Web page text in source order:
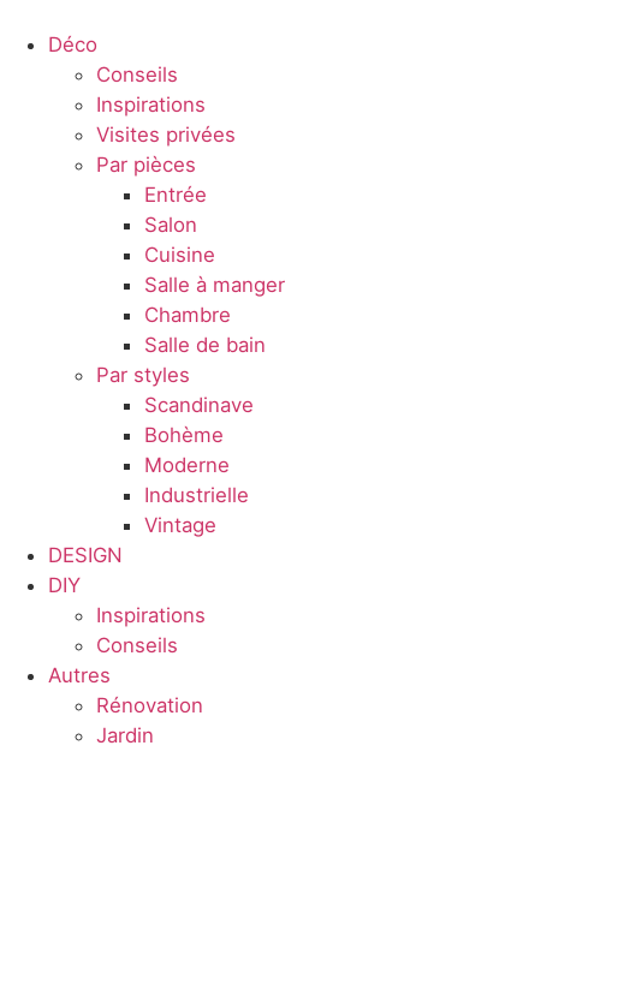
Déco
Conseils
Inspirations
Visites privées
Par pièces
Entrée
Salon
Cuisine
Salle à manger
Chambre
Salle de bain
Par styles
Scandinave
Bohème
Moderne
Industrielle
Vintage
DESIGN
DIY
Inspirations
Conseils
Autres
Rénovation
Jardin